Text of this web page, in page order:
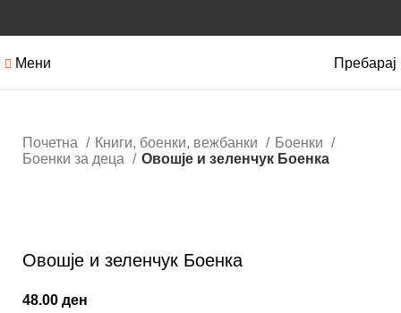
Мени Пребарај
Почетна Книги, боенки, вежбанки
Боенки
Боенки за деца
Овошје и зеленчук Боенка
Овошје и зеленчук Боенка
48.00 ден